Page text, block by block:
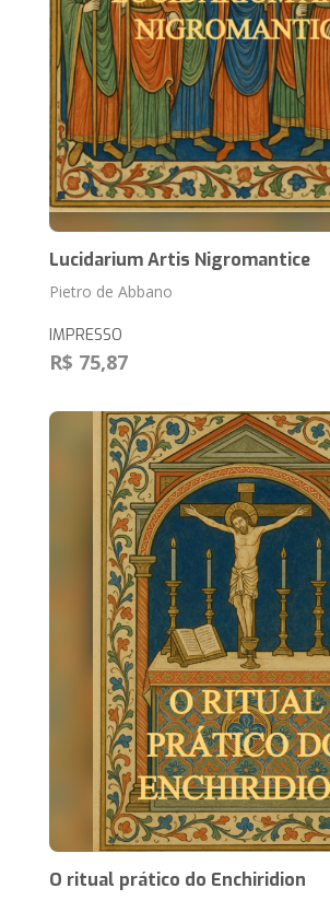
Lucidarium Artis Nigromantice
Pietro de Abbano
IMPRESSO
R$ 75,87
O ritual prático do Enchiridion